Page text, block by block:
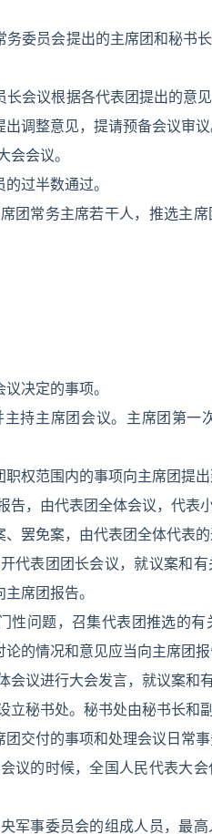
委员会提出的主席团和秘书
会议根据各代表团提出的意
调整意见，提请预备会议审议
会议。
过半数通过。
团常务主席若干人，推选主
决定的事项。
持主席团会议。主席团第一
权范围内的事项向主席团提
，由代表团全体会议，代表
罢免案，由代表团全体代表的
代表团团长会议，就议案和
席团报告。
性问题，召集代表团推选的
的情况和意见应当向主席团报
议进行大会发言，就议案和
秘书处。秘书处由秘书长和
交付的事项和处理会议日常
议的时候，全国人民代表大
军事委员会的组成人员，最